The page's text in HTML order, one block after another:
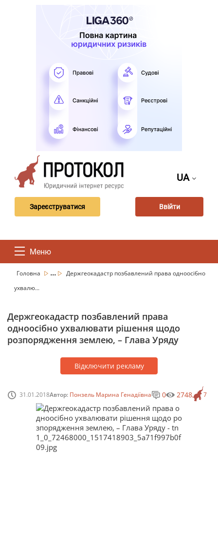
UA
Зареєструватися Ввійти
Меню
Головна ...
Держгеокадастр позбавлений права одноосібно
ухвалю...
Держгеокадастр позбавлений права
одноосібно ухвалювати рішення щодо
розпорядження землею, – Глава Уряду
Відключити рекламу
31.01.2018Автор: Понзель Марина Генадіївна 7
0 2748